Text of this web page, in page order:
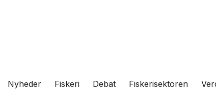
Nyheder Fiskeri Debat Fiskerisektoren